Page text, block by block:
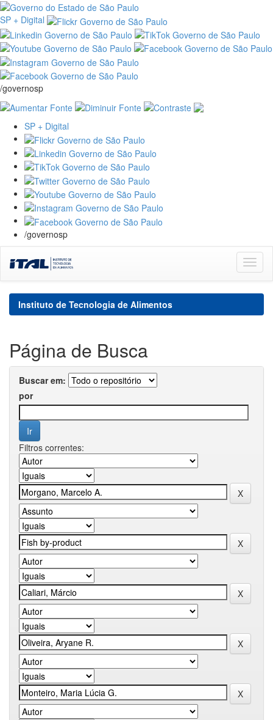
SP + Digital
/governosp
SP + Digital
/governosp
navigation
Instituto de Tecnologia de Alimentos
Página de Busca
Buscar em:
por
Filtros correntes: